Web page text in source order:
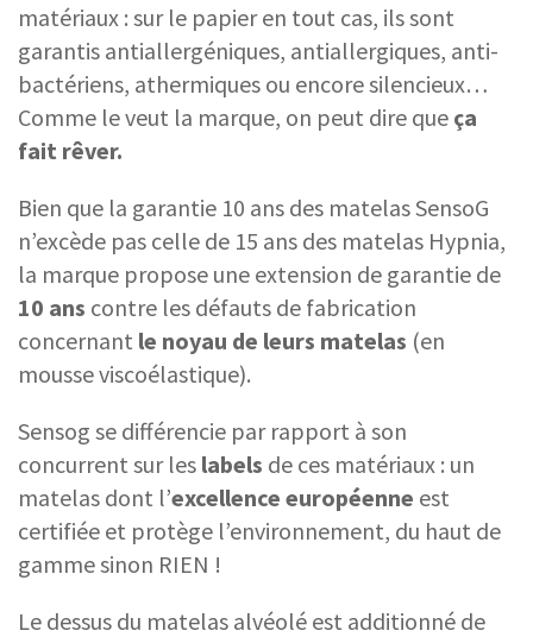
matériaux : sur le papier en tout cas, ils sont
garantis antiallergéniques, antiallergiques, anti-
bactériens, athermiques ou encore silencieux…
Comme le veut la marque, on peut dire que ça
fait rêver.
Bien que la garantie 10 ans des matelas SensoG
n’excède pas celle de 15 ans des matelas Hypnia,
la marque propose une extension de garantie de
10 ans contre les défauts de fabrication
concernant le noyau de leurs matelas (en
mousse viscoélastique).
Sensog se différencie par rapport à son
concurrent sur les labels de ces matériaux : un
matelas dont l’excellence européenne est
certifiée et protège l’environnement, du haut de
gamme sinon RIEN !
Le dessus du matelas alvéolé est additionné de